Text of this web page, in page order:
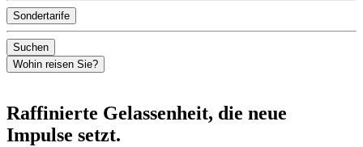
Sondertarife
Suchen
Wohin reisen Sie?
Raffinierte Gelassenheit, die neue
Impulse setzt.